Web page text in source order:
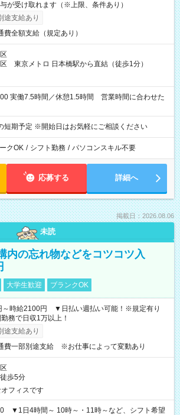
が受け取れます（※上限、条件あり）
途支給あり
費全額支給（規定あり）
東京メトロ 日本橋駅から直結（徒歩1分）
合わせた
短期予定 ※開始日はお気軽にご相談ください
クOK / シフト勤務 / パソコンスキル不要
応募する 詳細へ
掲載日：2026.08.06
未読
内の忘れ物などをコツコツ入
大学生歓迎 ブランクOK
～時給2100円 ▼日払い週払い可能！※規定有り
務で日収1万以上！
途支給あり
費一部別途支給 ※お仕事によって変動あり
歩5分
フィスです
▼1日4時間～ 10時～・11時～など、シフト希望